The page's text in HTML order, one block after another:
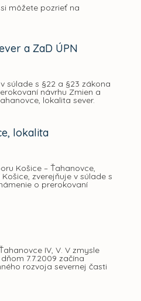
môžete pozrieť na
a ZaD ÚPN
súlade s §22 a §23 zákona
návrhu Zmien a
lokalita sever.
lokalita
Košice – Ťahanovce,
zverejňuje v súlade s
o prerokovaní
IV, V. V zmysle
7.7.2009 začína
rozvoja severnej časti